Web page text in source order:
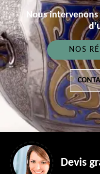
Nous
NOS
Devis